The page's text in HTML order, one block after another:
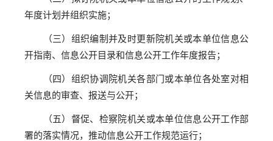
年度计划并组织实施；
（三）组织编制并及时更新院机关或本单位信息公
开指南、信息公开目录和信息公开工作年度报告；
（四）组织协调院机关各部门或本单位各处室对相
关信息的审查、报送与公开；
（五）督促、检察院机关或本单位信息公开工作部
署的落实情况，推动信息公开工作规范运行；